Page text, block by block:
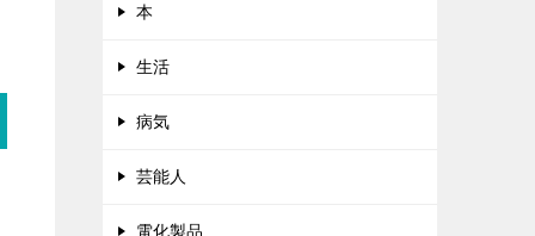
本
生活
病気
芸能人
電化製品